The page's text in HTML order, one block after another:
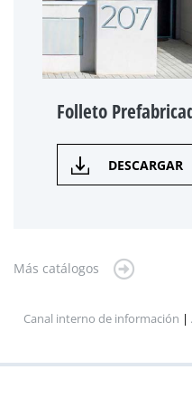
Folleto
DESCARGAR
Más catálogos
Canal interno de información |